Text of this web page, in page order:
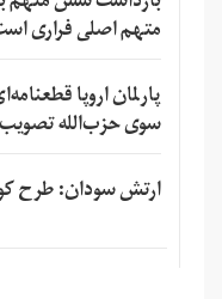
متهم اصلی فراری
پارلمان اروپا
سوی حزب‌الله
ارتش سودان: طرح